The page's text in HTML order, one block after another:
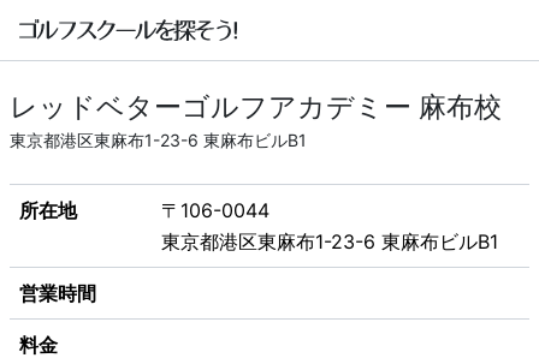
レッドベターゴルフアカデミー 麻布校
東京都港区東麻布1-23-6 東麻布ビルB1
所在地
〒106-0044
東京都港区東麻布1-23-6 東麻布ビルB1
営業時間
料金